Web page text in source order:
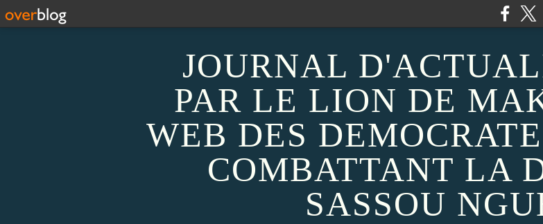
JOURNAL
PAR LE LION DE
WEB DES
COMBATTANT LA
SASSOU